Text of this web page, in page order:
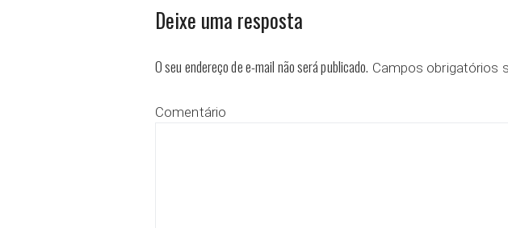
Deixe uma resposta
O seu endereço de e-mail não será publicado. Campos obrigatórios
Comentário